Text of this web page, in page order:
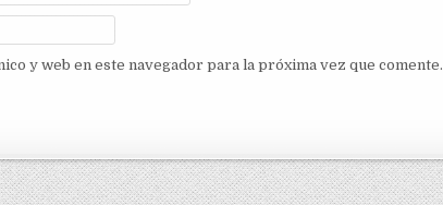
y web en este navegador para la próxima vez que comente.